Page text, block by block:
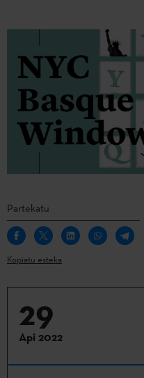
Partekatu
Kopiatu esteka
29
Api 2022